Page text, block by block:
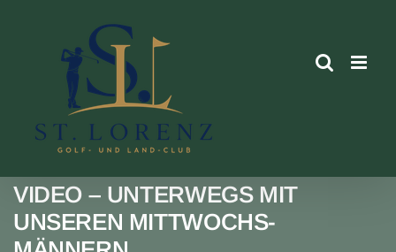
VIDEO – UNTERWEGS MIT
UNSEREN MITTWOCHS-